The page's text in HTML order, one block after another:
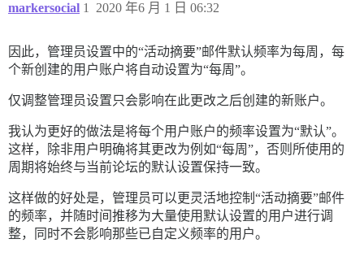
markersocial 2020 年6 月 1 日 06:32
1
因此，管理员设置中的“活动摘要”邮件默认频率为每周，每
个新创建的用户账户将自动设置为“每周”。
仅调整管理员设置只会影响在此更改之后创建的新账户。
我认为更好的做法是将每个用户账户的频率设置为“默认”。
这样，除非用户明确将其更改为例如“每周”，否则所使用的
周期将始终与当前论坛的默认设置保持一致。
这样做的好处是，管理员可以更灵活地控制“活动摘要”邮件
的频率，并随时间推移为大量使用默认设置的用户进行调
整，同时不会影响那些已自定义频率的用户。